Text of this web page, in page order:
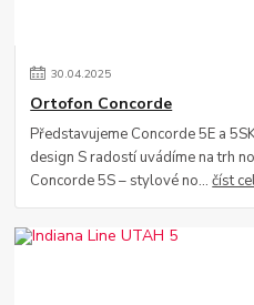
30.04.2025
Ortofon Concorde
Představujeme Concorde 5E a
design S radostí uvádíme na trh
Concorde 5S – stylové no...číst